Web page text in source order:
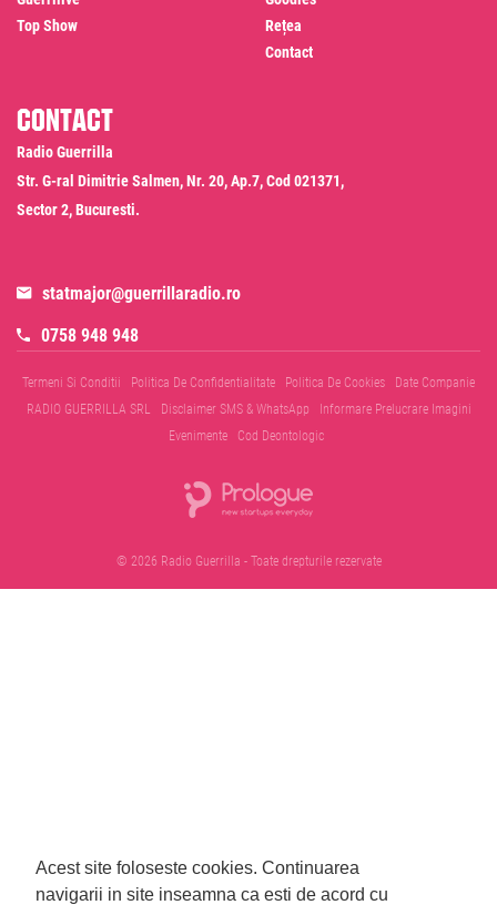
Acest site foloseste cookies. Continuarea
navigarii in site inseamna ca esti de acord cu
Top Show
Rețea
Contact
Contact
Radio Guerrilla
Str. G-ral Dimitrie Salmen, Nr. 20, Ap.7, Cod 021371,
Sector 2, Bucuresti.
statmajor@guerrillaradio.ro
0758 948 948
Termeni Si Conditii Politica De Confidentialitate Politica De Cookies
Date Companie
RADIO GUERRILLA SRL
Disclaimer SMS & WhatsApp
Informare Prelucrare Imagini
Evenimente
Cod Deontologic
© 2026 Radio Guerrilla - Toate drepturile rezervate